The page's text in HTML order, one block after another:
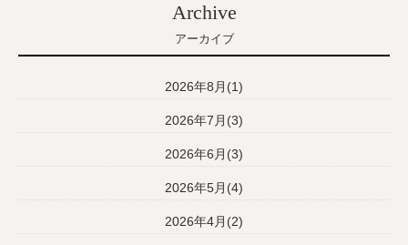
Archive
アーカイブ
2026年8月(1)
2026年7月(3)
2026年6月(3)
2026年5月(4)
2026年4月(2)